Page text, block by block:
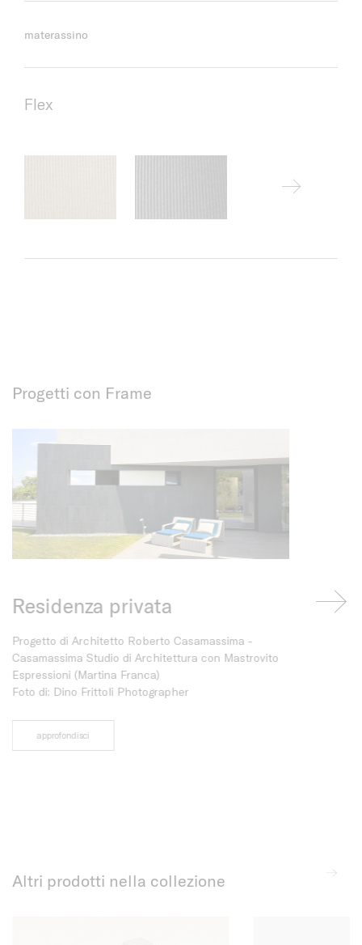
materassino
Flex
Progetti con Frame
Residenza privata
Progetto di Architetto Roberto Casamassima -
Casamassima Studio di Architettura con Mastrovito
Espressioni (Martina Franca)
Foto di: Dino Frittoli Photographer
approfondisci
Altri prodotti nella collezione